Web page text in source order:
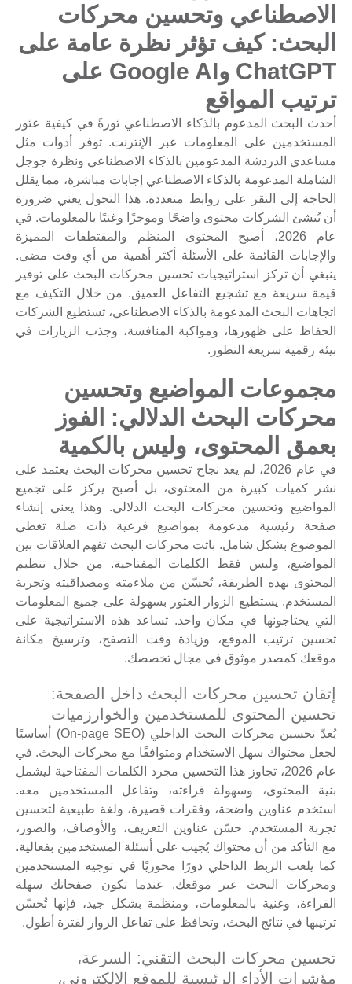
الاصطناعي وتحسين محركات
البحث: كيف تؤثر نظرة عامة على
ChatGPT وGoogle AI على
ترتيب المواقع
أحدث البحث المدعوم بالذكاء الاصطناعي ثورةً في كيفية عثور
المستخدمين على المعلومات عبر الإنترنت. توفر أدوات مثل
مساعدي الدردشة المدعومين بالذكاء الاصطناعي ونظرة جوجل
الشاملة المدعومة بالذكاء الاصطناعي إجابات مباشرة، مما يقلل
الحاجة إلى النقر على روابط متعددة. هذا التحول يعني ضرورة
أن تُنشئ الشركات محتوى واضحًا وموجزًا ​​وغنيًا بالمعلومات. في
عام 2026، أصبح المحتوى المنظم والمقتطفات المميزة
والإجابات القائمة على الأسئلة أكثر أهمية من أي وقت مضى.
ينبغي أن تركز استراتيجيات تحسين محركات البحث على توفير
قيمة سريعة مع تشجيع التفاعل العميق. من خلال التكيف مع
اتجاهات البحث المدعومة بالذكاء الاصطناعي، تستطيع الشركات
الحفاظ على ظهورها، ومواكبة المنافسة، وجذب الزيارات في
بيئة رقمية سريعة التطور.
مجموعات المواضيع وتحسين
محركات البحث الدلالي: الفوز
بعمق المحتوى، وليس بالكمية
في عام 2026، لم يعد نجاح تحسين محركات البحث يعتمد على
نشر كميات كبيرة من المحتوى، بل أصبح يركز على تجميع
المواضيع وتحسين محركات البحث الدلالي. وهذا يعني إنشاء
صفحة رئيسية مدعومة بمواضيع فرعية ذات صلة تغطي
الموضوع بشكل شامل. باتت محركات البحث تفهم العلاقات بين
المواضيع، وليس فقط الكلمات المفتاحية. من خلال تنظيم
المحتوى بهذه الطريقة، تُحسّن من ملاءمته ومصداقيته وتجربة
المستخدم. يستطيع الزوار العثور بسهولة على جميع المعلومات
التي يحتاجونها في مكان واحد. تساعد هذه الاستراتيجية على
تحسين ترتيب الموقع، وزيادة وقت التصفح، وترسيخ مكانة
موقعك كمصدر موثوق في مجال تخصصك.
إتقان تحسين محركات البحث داخل الصفحة:
تحسين المحتوى للمستخدمين والخوارزميات
يُعدّ تحسين محركات البحث الداخلي (On-page SEO) أساسيًا
لجعل محتواك سهل الاستخدام ومتوافقًا مع محركات البحث. في
عام 2026، تجاوز هذا التحسين مجرد الكلمات المفتاحية ليشمل
بنية المحتوى، وسهولة قراءته، وتفاعل المستخدمين معه.
استخدم عناوين واضحة، وفقرات قصيرة، ولغة طبيعية لتحسين
تجربة المستخدم. حسّن عناوين التعريف، والأوصاف، والصور،
مع التأكد من أن محتواك يُجيب على أسئلة المستخدمين بفعالية.
كما يلعب الربط الداخلي دورًا محوريًا في توجيه المستخدمين
ومحركات البحث عبر موقعك. عندما تكون صفحاتك سهلة
القراءة، وغنية بالمعلومات، ومنظمة بشكل جيد، فإنها تُحسّن
ترتيبها في نتائج البحث، وتحافظ على تفاعل الزوار لفترة أطول.
تحسين محركات البحث التقني: السرعة،
مؤشرات الأداء الرئيسية للموقع الإلكتروني،